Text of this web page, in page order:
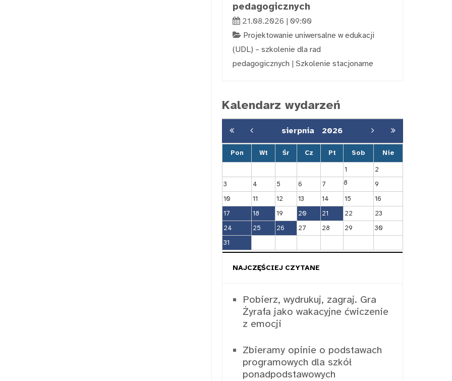
pedagogicznych
21.08.2026 | 09:00
Projektowanie uniwersalne w edukacji
(UDL) – szkolenie dla rad
pedagogicznych | Szkolenie stacjonarne
Kalendarz wydarzeń
sierpnia 2026
Pon Wt Śr Cz Pt Sob Nie
1
2
3
4 5 6 7 8
9
10
11 12 13 14 15
16
17
18 19 20 21 22
23
24
25 26 27 28 29
30
31
NAJCZĘŚCIEJ CZYTANE
Pobierz, wydrukuj, zagraj. Gra
Żyrafa jako wakacyjne ćwiczenie
z emocji
Zbieramy opinie o podstawach
programowych dla szkół
ponadpodstawowych